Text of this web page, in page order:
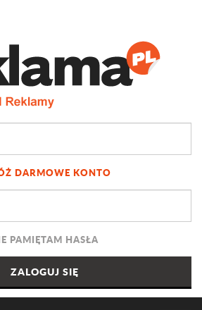
DARMOWE KONTO
PAMIĘTAM HASŁA